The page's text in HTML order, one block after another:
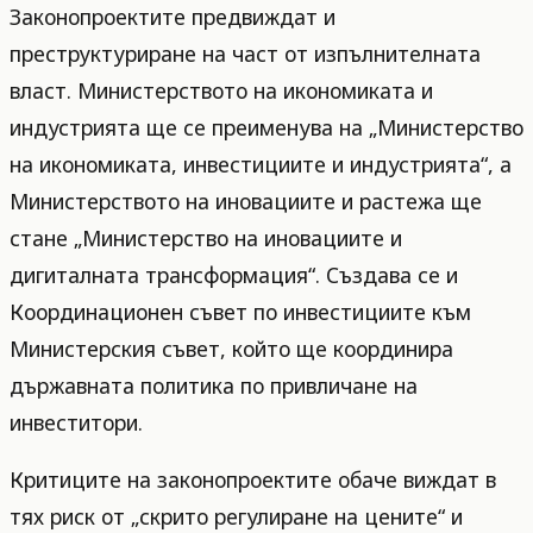
Законопроектите предвиждат и
преструктуриране на част от изпълнителната
власт. Министерството на икономиката и
индустрията ще се преименува на „Министерство
на икономиката, инвестициите и индустрията“, а
Министерството на иновациите и растежа ще
стане „Министерство на иновациите и
дигиталната трансформация“. Създава се и
Координационен съвет по инвестициите към
Министерския съвет, който ще координира
държавната политика по привличане на
инвеститори.
Критиците на законопроектите обаче виждат в
тях риск от „скрито регулиране на цените“ и